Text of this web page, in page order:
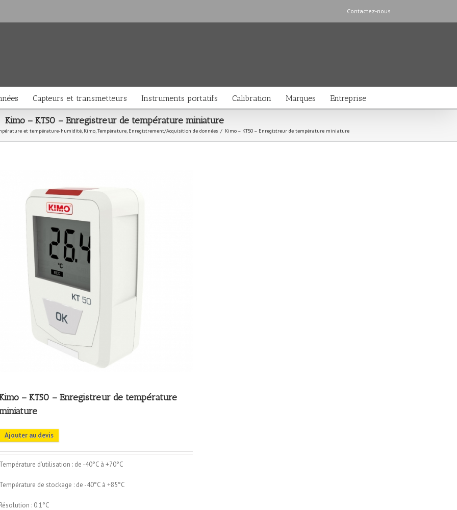
Contactez-nous
Capteurs et transmetteurs Instruments portatifs Calibration Marques Entreprise
Kimo – KT50 – Enregistreur de température miniature
et température-humidité, Kimo,Température, Enregistrement/Acquisition de données / Kimo – KT50 – Enregistreur de température miniature
– KT50 – Enregistreur de température
Ajouter au devis
d’utilisation : de -40°C à +70°C
de stockage : de -40°C à +85°C
: 0.1°C